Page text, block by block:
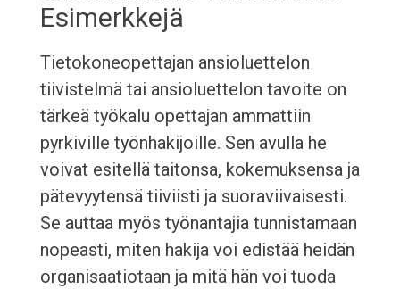
Esimerkkejä
Tietokoneopettajan ansioluettelon
tiivistelmä tai ansioluettelon tavoite on
tärkeä työkalu opettajan ammattiin
pyrkiville työnhakijoille. Sen avulla he
voivat esitellä taitonsa, kokemuksensa ja
pätevyytensä tiiviisti ja suoraviivaisesti.
Se auttaa myös työnantajia tunnistamaan
nopeasti, miten hakija voi edistää heidän
organisaatiotaan ja mitä hän voi tuoda